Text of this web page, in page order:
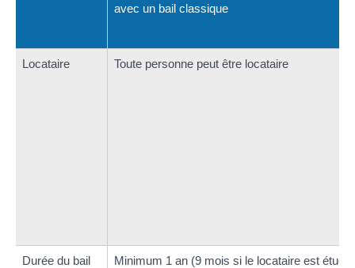
avec un bail classique
Locataire Toute personne peut être locataire
Durée du bail Minimum 1 an (9 mois si le locataire est